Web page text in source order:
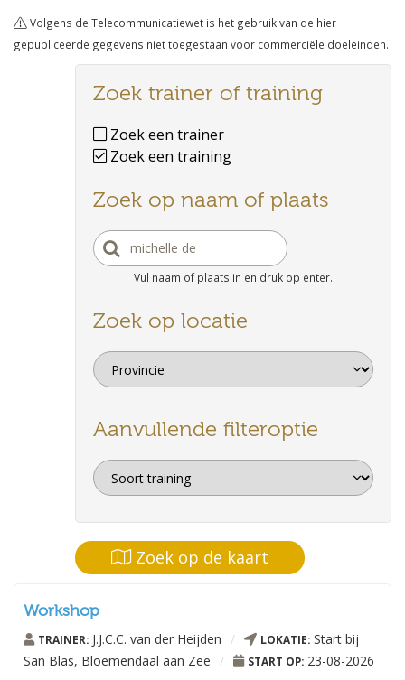
Volgens de Telecommunicatiewet is het gebruik van de hier
gepubliceerde gegevens niet toegestaan voor commerciële doeleinden.
Zoek trainer of training
Zoek een trainer
Zoek een training
Zoek op naam of plaats
Vul naam of plaats in en druk op enter.
Zoek op locatie
Aanvullende filteroptie
Zoek op de kaart
Workshop
TRAINER: J.J.C.C. van der Heijden / LOKATIE: Start bij
San Blas, Bloemendaal aan Zee
/ START OP: 23-08-2026